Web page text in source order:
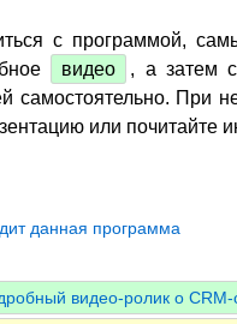
с программой,
видео , а затем
самостоятельно. При
или почитайте
данная программа
видео-ролик о